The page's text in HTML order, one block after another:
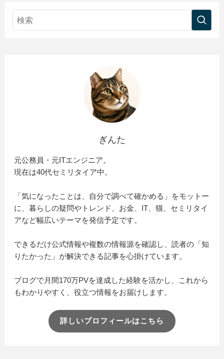
ぎんた
元公務員・元ITエンジニア。
現在は40代セミリタイア中。
「気になったことは、自分で調べて確かめる」をモットー
に、暮らしの疑問やトレンド、お金、IT、猫、セミリタイ
アなど幅広いテーマを発信予定です。
できるだけ公式情報や複数の情報源を確認し、読者の「知
りたかった」が解決できる記事を心掛けています。
ブログで月間170万PVを達成した経験を活かし、これから
もわかりやすく、役立つ情報をお届けします。
詳しいプロフィールはこちら